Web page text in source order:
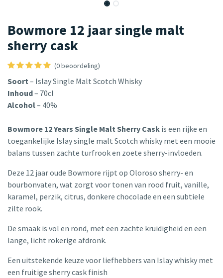
Bowmore 12 jaar single malt
sherry cask
(0 beoordeling)
Soort– Islay Single Malt Scotch Whisky
Inhoud– 70cl
Alcohol– 40%
Bowmore 12 Years Single Malt Sherry Cask is een rijke en
toegankelijke Islay single malt Scotch whisky met een mooie
balans tussen zachte turfrook en zoete sherry-invloeden.
Deze 12 jaar oude Bowmore rijpt op Oloroso sherry- en
bourbonvaten, wat zorgt voor tonen van rood fruit, vanille,
karamel, perzik, citrus, donkere chocolade en een subtiele
zilte rook.
De smaak is vol en rond, met een zachte kruidigheid en een
lange, licht rokerige afdronk.
Een uitstekende keuze voor liefhebbers van Islay whisky met
een fruitige sherry cask finish